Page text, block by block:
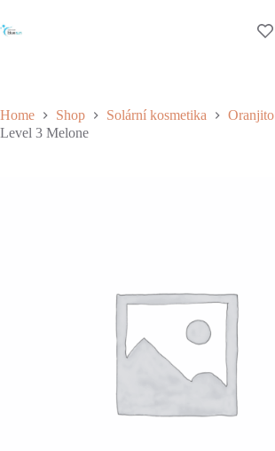
to
content
Home Shop Solární kosmetika
Oranjito
Level 3 Melone